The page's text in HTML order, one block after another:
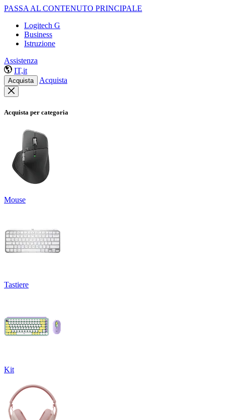
PASSA AL CONTENUTO PRINCIPALE
Logitech G
Business
Istruzione
Assistenza
IT,it
Acquista Acquista
Acquista per categoria
Mouse
Tastiere
Kit